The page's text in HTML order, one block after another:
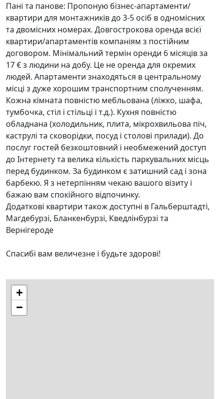
Пані та панове: Пропоную бізнес-апартаменти/
квартири для монтажників до 3-5 осіб в одномісних
та двомісних номерах. Довгострокова оренда всієї
квартири/апартаментів компаніям з постійним
договором. Мінімальний термін оренди 6 місяців за
17 € з людини на добу. Це не оренда для окремих
людей. Апартаменти знаходяться в центральному
місці з дуже хорошим транспортним сполученням.
Кожна кімната повністю мебльована (ліжко, шафа,
тумбочка, стіл і стільці і т.д.). Кухня повністю
обладнана (холодильник, плита, мікрохвильова піч,
каструлі та сковорідки, посуд і столові прилади). До
послуг гостей безкоштовний і необмежений доступ
до Інтернету та велика кількість паркувальних місць
перед будинком. За будинком є затишний сад і зона
барбекю. Я з нетерпінням чекаю вашого візиту і
бажаю вам спокійного відпочинку.
Додаткові квартири також доступні в Гальберштадті,
Магдебурзі, Бланкенбурзі, Кведлінбурзі та
Вернігероде
Спасибі вам величезне і будьте здорові!
+
−